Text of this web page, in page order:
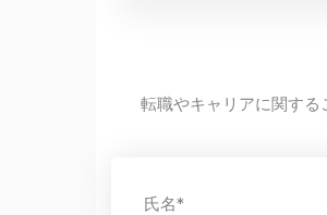
転職やキャリアに関する
氏名*